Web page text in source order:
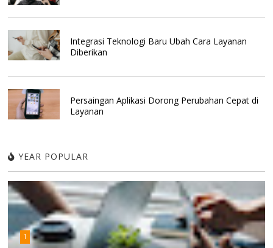
Integrasi Teknologi Baru Ubah Cara Layanan
Diberikan
Persaingan Aplikasi Dorong Perubahan Cepat di
Layanan
YEAR POPULAR
1